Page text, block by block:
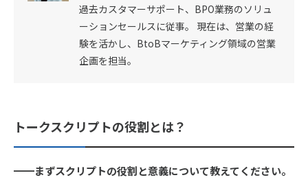
過去カスタマーサポート、BPO業務のソリュ
ーションセールスに従事。 現在は、営業の経
験を活かし、BtoBマーケティング領域の営業
企画を担当。
トークスクリプトの役割とは？
━━まずスクリプトの役割と意義について教えてください。